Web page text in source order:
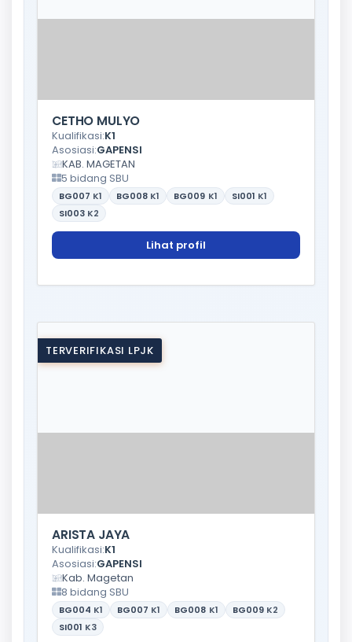
CETHO MULYO
Kualifikasi:K1
Asosiasi:GAPENSI
KAB. MAGETAN
5 bidang SBU
BG007 K1 BG008 K1 BG009 K1 SI001 K1
SI003 K2
Lihat profil
TERVERIFIKASI LPJK
ARISTA JAYA
Kualifikasi:K1
Asosiasi:GAPENSI
Kab. Magetan
8 bidang SBU
BG004 K1 BG007 K1 BG008 K1 BG009 K2
SI001 K3